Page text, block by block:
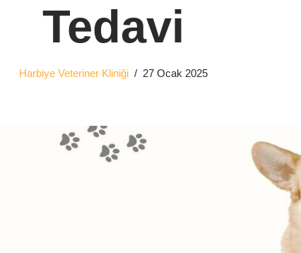
Tedavi
Harbiye Veteriner Kliniği 27 Ocak 2025